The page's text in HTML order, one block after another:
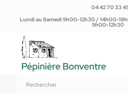
04 42 70 33
Lundi au Samedi 9h00-12h30 / 14h00-
9h00-12h30
Arbustes à fleurs